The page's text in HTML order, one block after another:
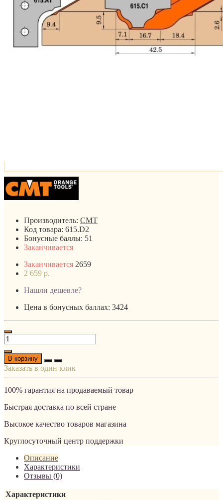
Производитель: CMT
Код товара: 615.D2
Бонусные баллы: 51
Заканчивается
Заканчивается 2659
2 659 р.
Нашли дешевле?
Цена в бонусных баллах: 3424
В корзину
Заказать в один клик
100% гарантия на продаваемый товар
Быстрая доставка по всей стране
Высокое качество товаров магазина
Круглосуточный центр поддержки
Описание
Характеристики
Отзывы (0)
Характеристики